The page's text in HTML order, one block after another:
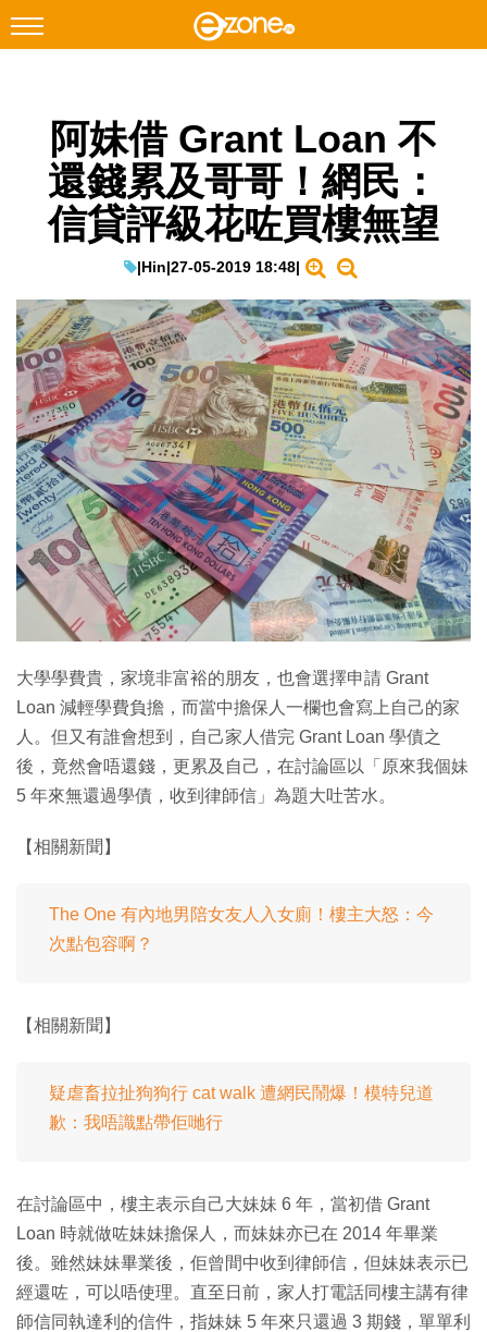
Facebook Instagram
科技焦點
網絡生活
教學評測
EduTech
IT Times
生成式AI與雲端應用
Enterprise Digital Transformation
特集
阿妹借 Grant Loan 不
還錢累及哥哥！網民：
信貸評級花咗買樓無望
|Hin|27-05-2019 18:48|
大學學費貴，家境非富裕的朋友，也會選擇申請 Grant
Loan 減輕學費負擔，而當中擔保人一欄也會寫上自己的家
人。但又有誰會想到，自己家人借完 Grant Loan 學債之
後，竟然會唔還錢，更累及自己，在討論區以「原來我個妹
5 年來無還過學債，收到律師信」為題大吐苦水。
【相關新聞】
The One 有內地男陪女友人入女廁！樓主大怒：今
次點包容啊？
【相關新聞】
疑虐畜拉扯狗狗行 cat walk 遭網民鬧爆！模特兒道
歉：我唔識點帶佢哋行
在討論區中，樓主表示自己大妹妹 6 年，當初借 Grant
Loan 時就做咗妹妹擔保人，而妹妹亦已在 2014 年畢業
後。雖然妹妹畢業後，佢曾間中收到律師信，但妹妹表示已
經還咗，可以唔使理。直至日前，家人打電話同樓主講有律
師信同執達利的信件，指妹妹 5 年來只還過 3 期錢，單單利